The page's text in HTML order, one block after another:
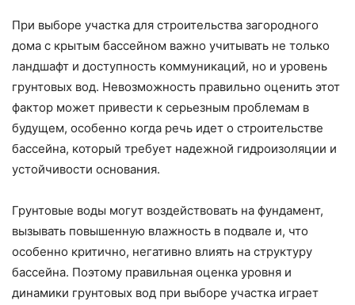
При выборе участка для строительства загородного
дома с крытым бассейном важно учитывать не только
ландшафт и доступность коммуникаций, но и уровень
грунтовых вод. Невозможность правильно оценить этот
фактор может привести к серьезным проблемам в
будущем, особенно когда речь идет о строительстве
бассейна, который требует надежной гидроизоляции и
устойчивости основания.
Грунтовые воды могут воздействовать на фундамент,
вызывать повышенную влажность в подвале и, что
особенно критично, негативно влиять на структуру
бассейна. Поэтому правильная оценка уровня и
динамики грунтовых вод при выборе участка играет